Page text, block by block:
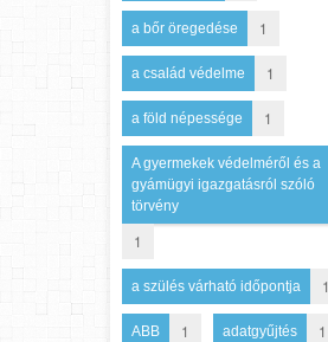
a bőr öregedése 1
a család védelme 1
a föld népessége 1
A gyermekek védelméről és a
gyámügyi igazgatásról szóló
törvény
1
a szülés várható időpontja 1
ABB 1 adatgyűjtés 1